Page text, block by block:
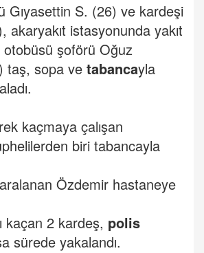
Gıyasettin S. (26) ve kardeşi
akaryakıt istasyonunda yakıt
şoförü Oğuz
taş, sopa ve tabancayla
kaçmaya çalışan
biri tabancayla
Özdemir hastaneye
kaçan 2 kardeş, polis
sürede yakalandı.